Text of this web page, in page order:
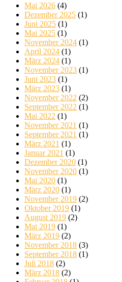
Mai 2026 (4)
Dezember 2025 (1)
Juni 2025 (1)
Mai 2025 (1)
November 2024 (1)
April 2024 (1)
März 2024 (1)
November 2023 (1)
Juni 2023 (1)
März 2023 (1)
November 2022 (2)
September 2022 (1)
Mai 2022 (1)
November 2021 (1)
September 2021 (1)
März 2021 (1)
Januar 2021 (1)
Dezember 2020 (1)
November 2020 (1)
Mai 2020 (1)
März 2020 (1)
November 2019 (2)
Oktober 2019 (1)
August 2019 (2)
Mai 2019 (1)
März 2019 (2)
November 2018 (3)
September 2018 (1)
Juli 2018 (2)
März 2018 (2)